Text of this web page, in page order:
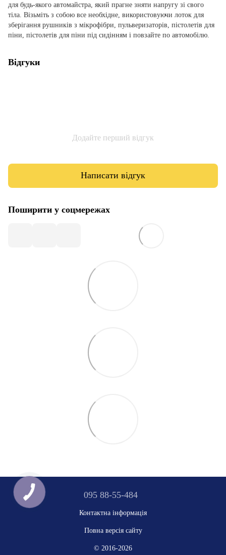
для будь-якого автомайстра, який прагне зняти напругу зі свого
тіла. Візьміть з собою все необхідне, використовуючи лоток для
зберігання рушників з мікрофібри, пульверизаторів, пістолетів для
піни, пістолетів для піни під сидінням і повзайте по автомобілю.
Відгуки
Додайте перший відгук
Написати відгук
Поширити у соцмережах
095 88-55-484
Контактна інформація
Повна версія сайту
© 2016-2026